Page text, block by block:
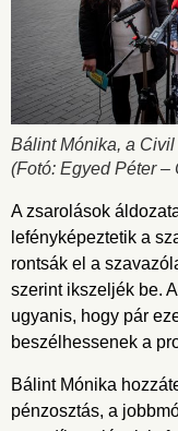
Bálint Mónika, a
(Fotó: Egyed Péter –
A zsarolások
lefényképeztetik a
rontsák el a
szerint ikszeljék be.
ugyanis, hogy pár
beszélhessenek a
Bálint Mónika
pénzosztás, a